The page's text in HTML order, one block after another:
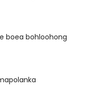
boea bohloohong